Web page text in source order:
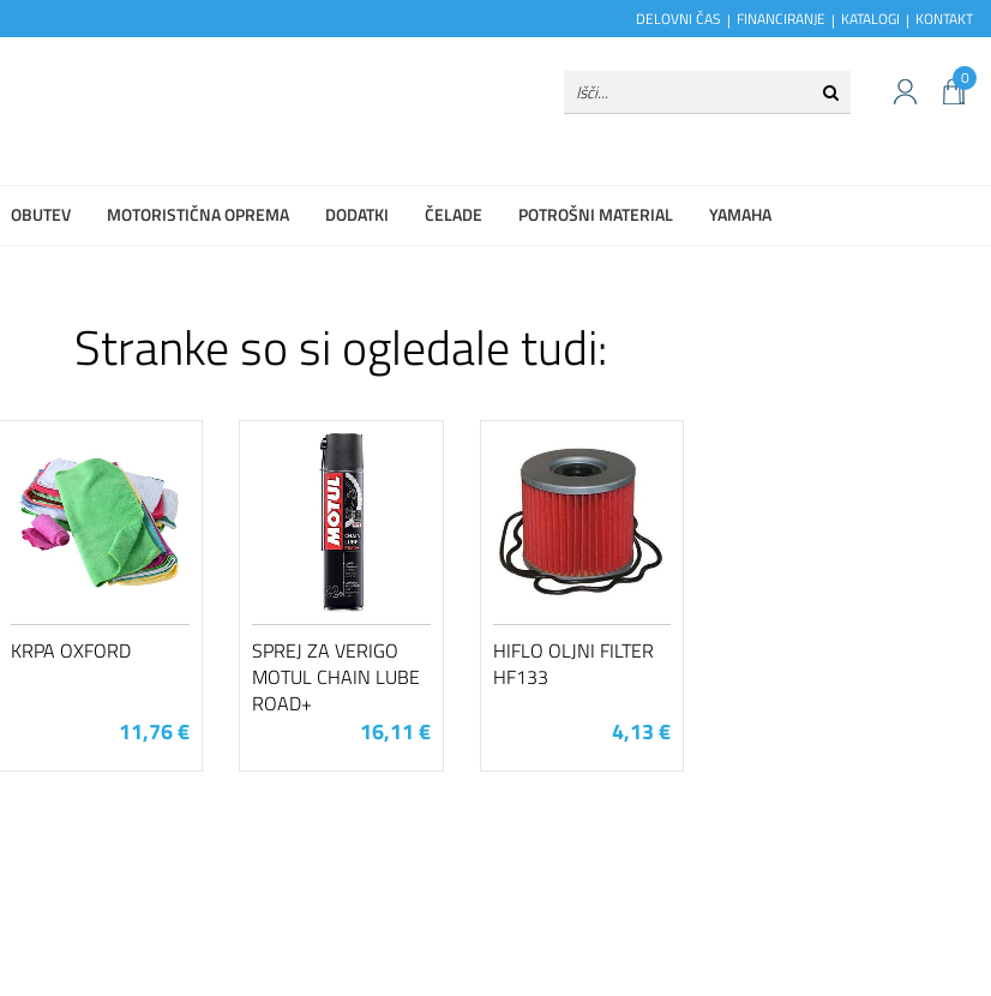
DELOVNI ČAS FINANCIRANJE KATALOGI KONTAKT
0
OBUTEV MOTORISTIČNA OPREMA DODATKI ČELADE POTROŠNI MATERIAL YAMAHA
Stranke so si ogledale tudi:
KRPA OXFORD
11,76 €
SPREJ ZA VERIGO
MOTUL CHAIN LUBE
ROAD+
16,11 €
HIFLO OLJNI FILTER
HF133
4,13 €